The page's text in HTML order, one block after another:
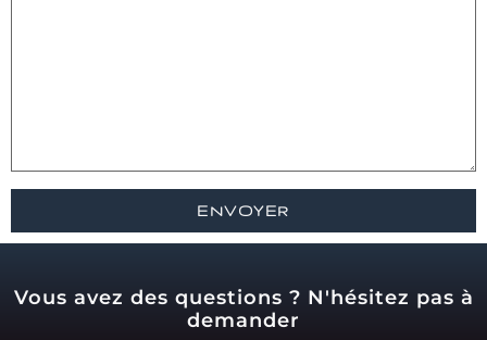
Vous avez des questions ? N'hésitez pas à
demander